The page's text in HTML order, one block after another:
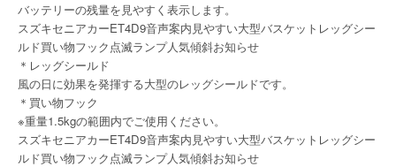
バッテリーの残量を見やすく表示します。
スズキセニアカーET4D9音声案内見やすい大型バスケットレッグシー
ルド買い物フック点滅ランプ人気傾斜お知らせ
＊レッグシールド
風の日に効果を発揮する大型のレッグシールドです。
＊買い物フック
※重量1.5kgの範囲内でご使用ください。
スズキセニアカーET4D9音声案内見やすい大型バスケットレッグシー
ルド買い物フック点滅ランプ人気傾斜お知らせ